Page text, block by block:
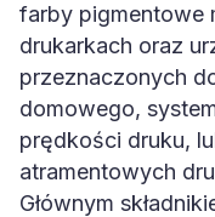
farby pigmentowe
drukarkach oraz
przeznaczonych
domowego,
prędkości druku,
atramentowych
Głównym